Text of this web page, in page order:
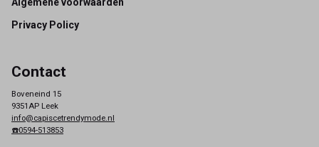
Privacy Policy
Contact
Boveneind 15
9351AP Leek
info@capiscetrendymode.nl
☎️0594-513853